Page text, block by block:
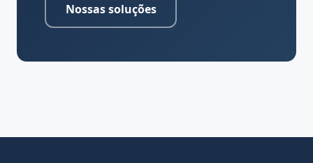
Nossas soluções